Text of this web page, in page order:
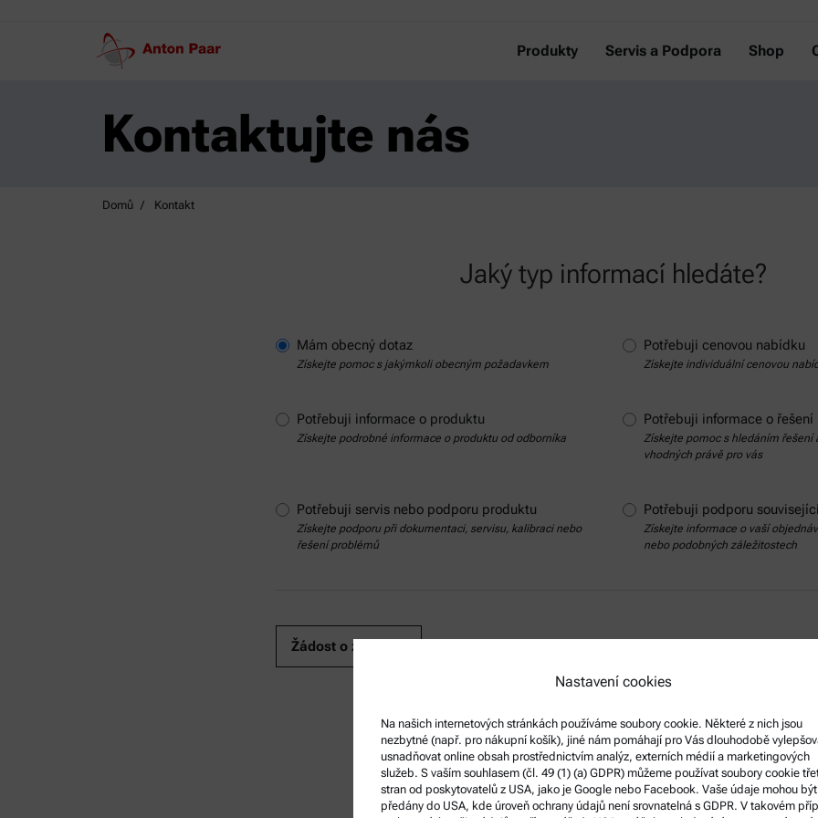
Produkty Servis a Podpora Shop
Kontaktujte nás
Domů Kontakt
Jaký typ informací hledáte?
Mám obecný dotaz
Získejte pomoc s jakýmkoli obecným požadavkem
Potřebuji cenovou nabídku
Získejte individuální cenovou
Potřebuji informace o produktu
Získejte podrobné informace o produktu od odborníka
Potřebuji informace o řešení
Získejte pomoc s hledáním řešení
vhodných právě pro vás
Potřebuji servis nebo podporu produktu
Získejte podporu při dokumentaci, servisu, kalibraci nebo
řešení problémů
Potřebuji podporu
Získejte informace o vaší
nebo podobných záležitostech
Kontaktní údaje
Nastavení cookies
Na našich internetových stránkách používáme soubory cookie. Některé z nich jsou
nezbytné (např. pro nákupní košík), jiné nám pomáhají pro Vás dlouhodobě
usnadňovat online obsah prostřednictvím analýz, externích médií a marketingových
služeb. S vaším souhlasem (čl. 49 (1) (a) GDPR) můžeme používat soubory cookie
stran od poskytovatelů z USA, jako je Google nebo Facebook. Vaše údaje mohou být
předány do USA, kde úroveň ochrany údajů není srovnatelná s GDPR. V takovém